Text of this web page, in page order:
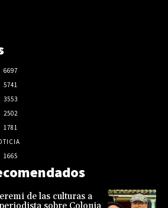
6697
5741
3553
2502
1781
1665
de las culturas a